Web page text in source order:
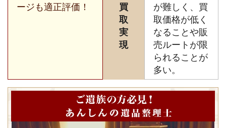
ージも適正評価！
買
取
実
現
が難しく、買
取価格が低く
なることや販
売ルートが限
られることが
多い。